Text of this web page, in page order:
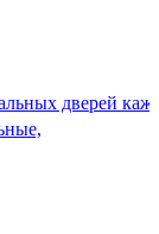
дверей каждый